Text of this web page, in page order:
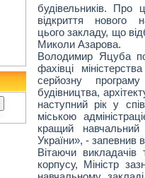
будівельників. Про
відкриття нового
цього закладу, що
Миколи Азарова.
Володимир Яцуба
фахівці
серйозну
будівництва,
наступний рік у
міською
кращий навчальний
України», - запевнив
Вітаючи викладачів
корпусу, Міністр